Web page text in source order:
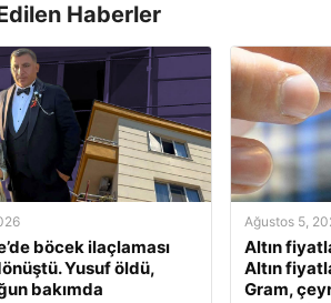
Haberler
böcek ilaçlaması
Yusuf öldü,
bakımda
Ağustos 5,
Altın
Altın
Gram,